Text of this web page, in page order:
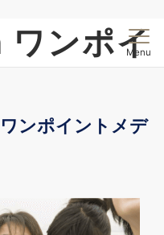
ンポイ
Menu
ンポイントメデ